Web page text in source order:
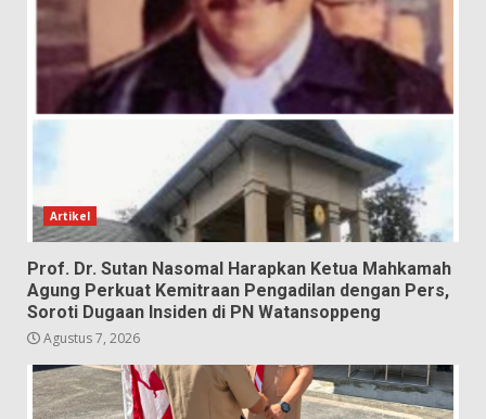
Artikel
Prof. Dr. Sutan Nasomal Harapkan Ketua Mahkamah
Agung Perkuat Kemitraan Pengadilan dengan Pers,
Soroti Dugaan Insiden di PN Watansoppeng
Agustus 7, 2026